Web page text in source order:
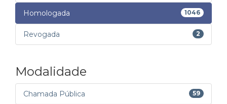
Homologada 1046
Revogada 2
Modalidade
Chamada Pública 59